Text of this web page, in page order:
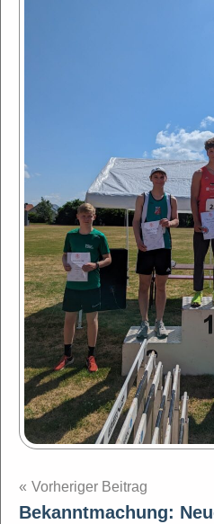
Vorheriger Beitrag
Bekanntmachung: